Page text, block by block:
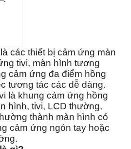
các thiết bị cảm ứng màn
tivi, màn hình tương
cảm ứng đa điểm hồng
tương tác các dễ dàng.
là khung cảm ứng hồng
hình, tivi, LCD thường,
thành màn hình có
cảm ứng ngón tay hoặc